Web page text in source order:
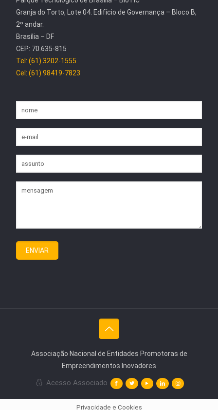
Granja do Torto, Lote 04. Edifício de Governança – Bloco B,
2º andar.
Brasília – DF
CEP: 70.635-815
Tel: (61) 3202-1555
Cel: (61) 98419-7823
Associação Nacional de Entidades Promotoras de
Empreendimentos Inovadores
Acesso Associado
Privacidade e Cookies